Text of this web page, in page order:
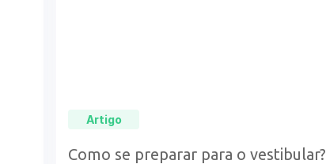
Artigo
Como se preparar para o vestibular?